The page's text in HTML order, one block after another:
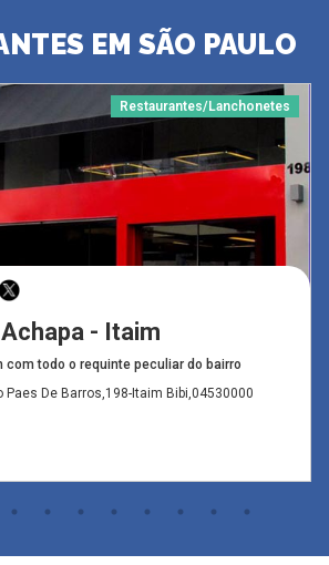
EM SÃO PAULO
Restaurantes/Lanchonetes
Achapa - Itaim
com todo o requinte peculiar do bairro
Paes De Barros,198-Itaim Bibi,04530000